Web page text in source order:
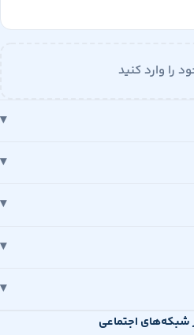
وارد کنید
اجتماعی